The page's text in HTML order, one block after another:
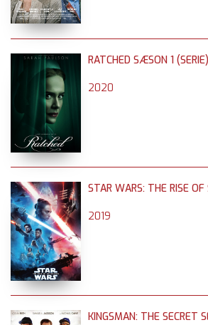
RATCHED SÆSON 1 (SERIE)
2020
STAR WARS: THE RISE OF
2019
KINGSMAN: THE SECRET